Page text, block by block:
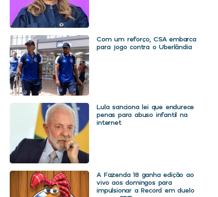
Com um reforço, CSA embarca
para jogo contra o Uberlândia
Lula sanciona lei que endurece
penas para abuso infantil na
internet
A Fazenda 18 ganha edição ao
vivo aos domingos para
impulsionar a Record em duelo